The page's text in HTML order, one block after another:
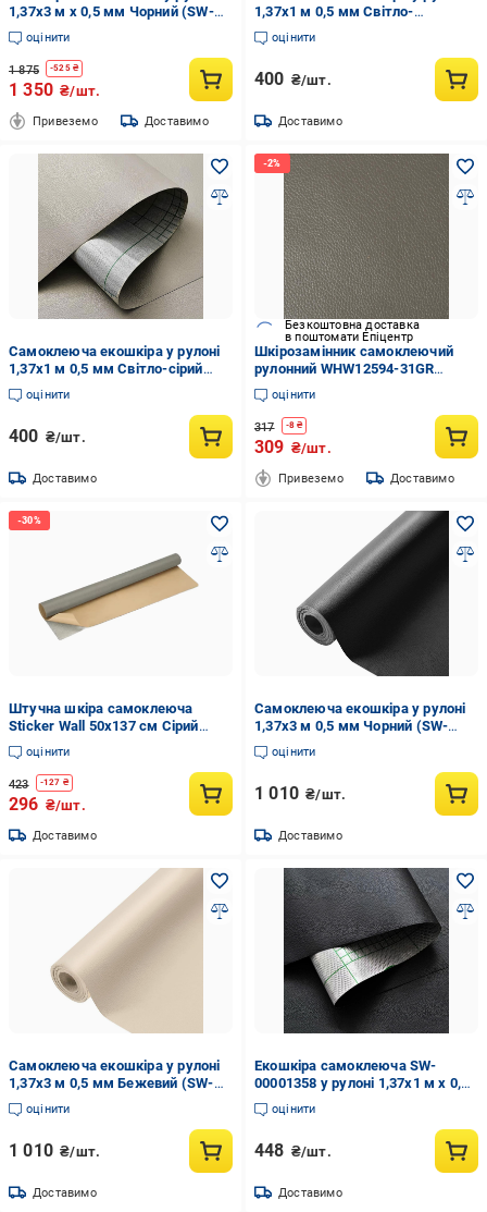
1,37х3 м х 0,5 мм Чорний (SW-
00001413)
оцінити
1 875 -525₴
1 350 ₴/шт.
Привеземо Доставимо
1,37х1 м 0,5 мм Світло-
коричневий (SW-00001332)
оцінити
400 ₴/шт.
Доставимо
Самоклеюча екошкіра у рулоні
1,37х1 м 0,5 мм Світло-сірий
(SW-00001373)
оцінити
400 ₴/шт.
Доставимо
Безкоштовна доставка
в поштомати Епіцентр
Шкірозамінник самоклеючий
рулонний WHW12594-31GR
50х137 см Сірий (33352816)
оцінити
317 -8₴
309 ₴/шт.
Привеземо Доставимо
Штучна шкіра самоклеюча
Sticker Wall 50х137 см Сірий
(33083324)
оцінити
423 -127 ₴
296 ₴/шт.
Доставимо
Самоклеюча екошкіра у рулоні
1,37х3 м 0,5 мм Чорний (SW-
00001413)
оцінити
1 010 ₴/шт.
Доставимо
Самоклеюча екошкіра у рулоні
1,37х3 м 0,5 мм Бежевий (SW-
00001170)
оцінити
1 010 ₴/шт.
Доставимо
Екошкіра самоклеюча SW-
00001358 у рулоні 1,37х1 м х 0,5
мм Чорний (32479404)
оцінити
448 ₴/шт.
Доставимо